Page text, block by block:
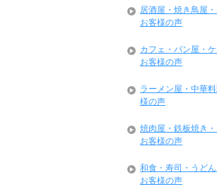
居酒屋・焼き鳥屋
お客様の声
カフェ・パン屋・
お客様の声
ラーメン屋・中華
様の声
焼肉屋・鉄板焼き
お客様の声
和食・寿司・うど
お客様の声